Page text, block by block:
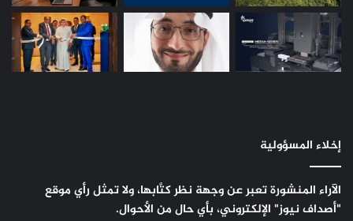
إخلاء المسؤولية
الآراء المنشورة تعبر عن وجهة نظر كتَّابها، ولا تمثل رأي موقع
"أصداف نيوز" الإلكتروني، بأي حال من الأحوال.